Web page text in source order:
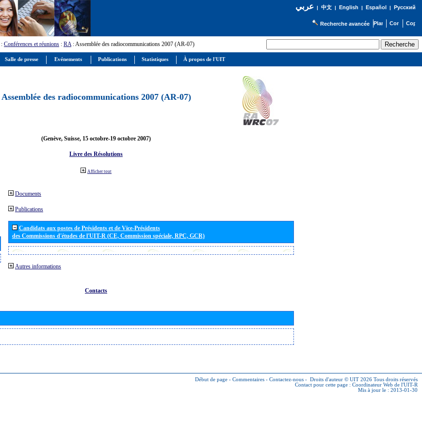
عربي| 中文| English | Español | Русский
Recherche avancée
: Conférences et réunions : RA: Assemblée des radiocommunications 2007 (AR-07)
Assemblée des radiocommunications 2007 (AR-07)
(Genève, Suisse, 15 octobre-19 octobre 2007)
Livre des Résolutions
Afficher tout
Documents
Publications
Candidats aux postes de Présidents et de Vice-Présidents
des Commissions d'études de l'UIT-R (CE, Commission spéciale, RPC, GCR)
Autres informations
Contacts
Début de page - Commentaires - Contactez-nous - Droits d'auteur © UIT 2026 Tous droits réservés
Contact pour cette page : Coordinateur Web de l'UIT-R
Mis à jour le : 2013-01-30
Salle de presse Evénements Publications Statistiques À propos de l'UIT